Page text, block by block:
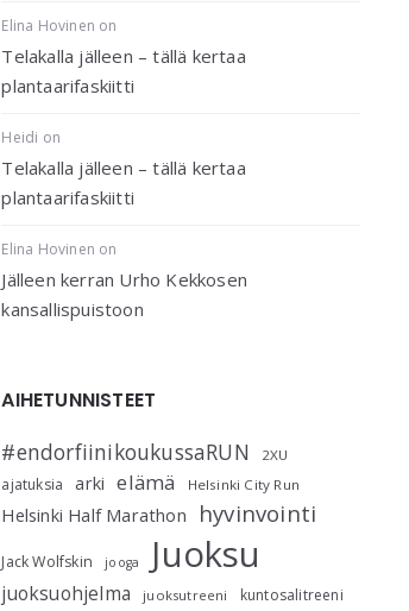
Elina Hovinen on
Telakalla jälleen – tällä kertaa
plantaarifaskiitti
Heidi on
Telakalla jälleen – tällä kertaa
plantaarifaskiitti
Elina Hovinen on
Jälleen kerran Urho Kekkosen
kansallispuistoon
AIHETUNNISTEET
#endorfiinikoukussaRUN 2XU
ajatuksia arki elämä Helsinki City Run
Helsinki Half Marathon hyvinvointi
Jack Wolfskin jooga Juoksu
juoksuohjelma juoksutreeni kuntosalitreeni